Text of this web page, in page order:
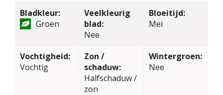
Bladkleur:
Groen
Veelkleurig
blad:
Nee
Bloeitijd:
Mei
Vochtigheid:
Vochtig
Zon /
schaduw:
Halfschaduw /
zon
Wintergroen:
Nee